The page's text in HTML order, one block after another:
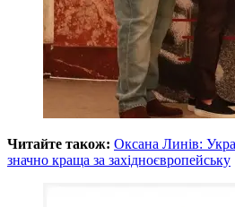
Читайте також: Оксана Линів:
значно краща за західноєвропейську